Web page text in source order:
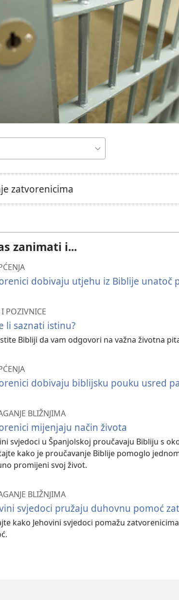
zatvorenicima
zanimati i...
dobivaju utjehu iz Biblije unatoč
I POZIVNICE
li saznati istinu?
Bibliji da vam odgovori na važna životna
dobivaju biblijsku pouku usred
BLIŽNJIMA
mijenjaju način života
svjedoci u Španjolskoj proučavaju Bibliju s
kako je proučavanje Biblije pomoglo
promijeni svoj život.
BLIŽNJIMA
svjedoci pružaju duhovnu pomoć
kako Jehovini svjedoci pomažu